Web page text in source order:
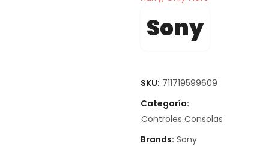
Sony
SKU: 711719599609
Categoría:
Controles Consolas
Brands: Sony